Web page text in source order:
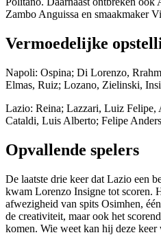
Zambo Anguissa en smaakmaker
Vermoedelijke
Napoli: Ospina; Di Lorenzo,
Elmas, Ruiz; Lozano, Zielinski,
Lazio: Reina; Lazzari, Luiz
Cataldi, Luis Alberto; Felipe
Opvallende spelers
De laatste drie keer dat Lazio een
kwam Lorenzo Insigne tot scoren.
afwezigheid van spits Osimhen,
de creativiteit, maar ook het
komen. Wie weet kan hij deze